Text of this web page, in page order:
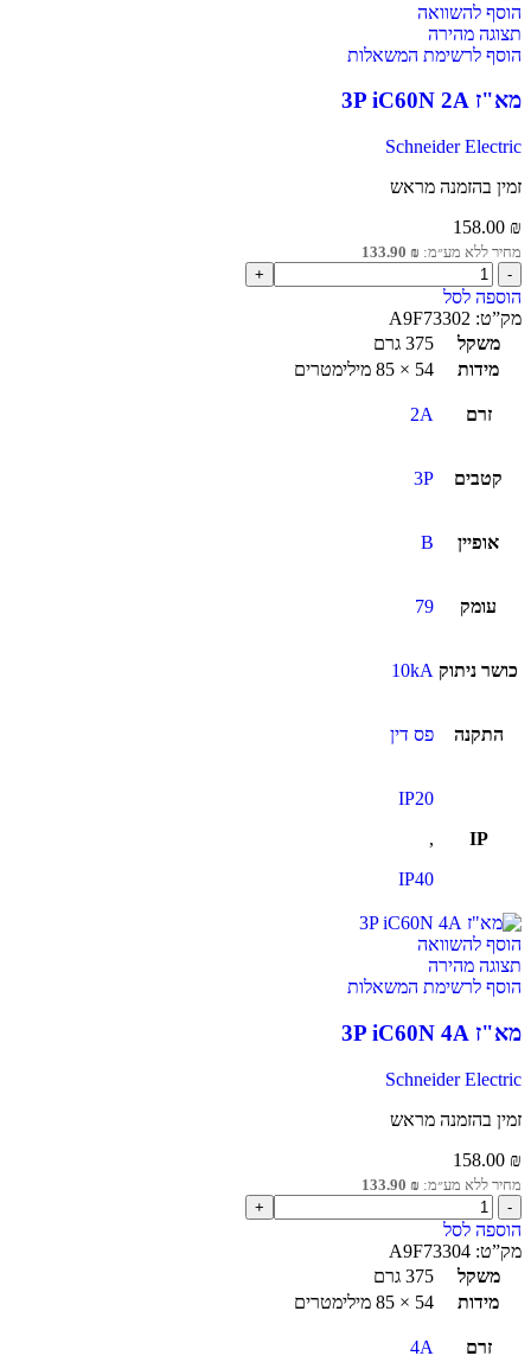
הוסף להשוואה
תצוגה מהירה
הוסף לרשימת המשאלות
מא"ז 3P iC60N 2A
Schneider Electric
זמין בהזמנה מראש
158.00 ₪
מחיר ללא מע״מ: 133.90 ₪
הוספה לסל
מק”ט: A9F73302
משקל
375 גרם
מידות
54 × 85 מילימטרים
זרם 2A
קטבים 3P
אופיין B
עומק 79
כושר ניתוק 10kA
התקנה פס דין
IP
IP20
,
IP40
הוסף להשוואה
תצוגה מהירה
הוסף לרשימת המשאלות
מא"ז 3P iC60N 4A
Schneider Electric
זמין בהזמנה מראש
158.00 ₪
מחיר ללא מע״מ: 133.90 ₪
הוספה לסל
מק”ט: A9F73304
משקל
375 גרם
מידות
54 × 85 מילימטרים
זרם 4A